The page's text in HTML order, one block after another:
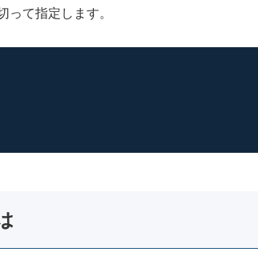
て指定します。